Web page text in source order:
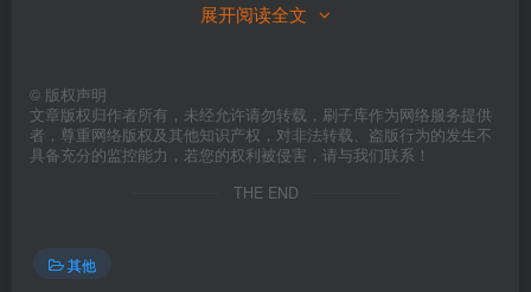
展开阅读全文
© 版权声明
文章版权归作者所有，未经允许请勿转载，刷子库作为网络服务提供
者，尊重网络版权及其他知识产权，对非法转载、盗版行为的发生不
具备充分的监控能力，若您的权利被侵害，请与我们联系！
THE END
其他